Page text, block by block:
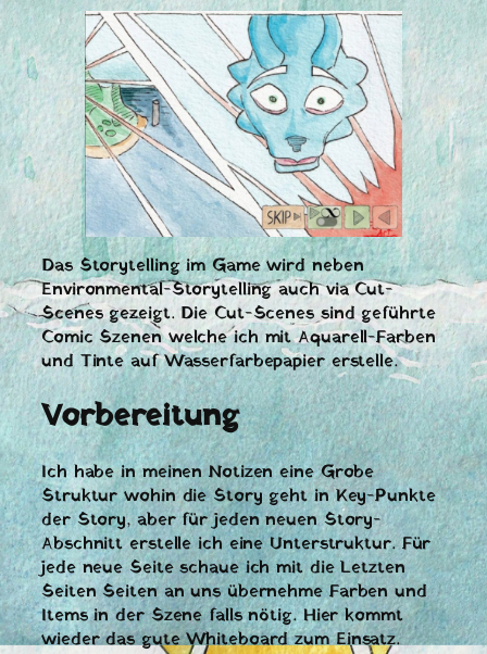
Das Storytelling im Game wird neben
Environmental-Storytelling auch via Cut-
Scenes gezeigt. Die Cut-Scenes sind geführte
Comic Szenen welche ich mit Aquarell-Farben
und Tinte auf Wasserfarbepapier erstelle.
Vorbereitung
Ich habe in meinen Notizen eine Grobe
Struktur wohin die Story geht in Key-Punkte
der Story, aber für jeden neuen Story-
Abschnitt erstelle ich eine Unterstruktur. Für
jede neue Seite schaue ich mit die Letzten
Seiten Seiten an uns übernehme Farben und
Items in der Szene falls nötig. Hier kommt
wieder das gute Whiteboard zum Einsatz.